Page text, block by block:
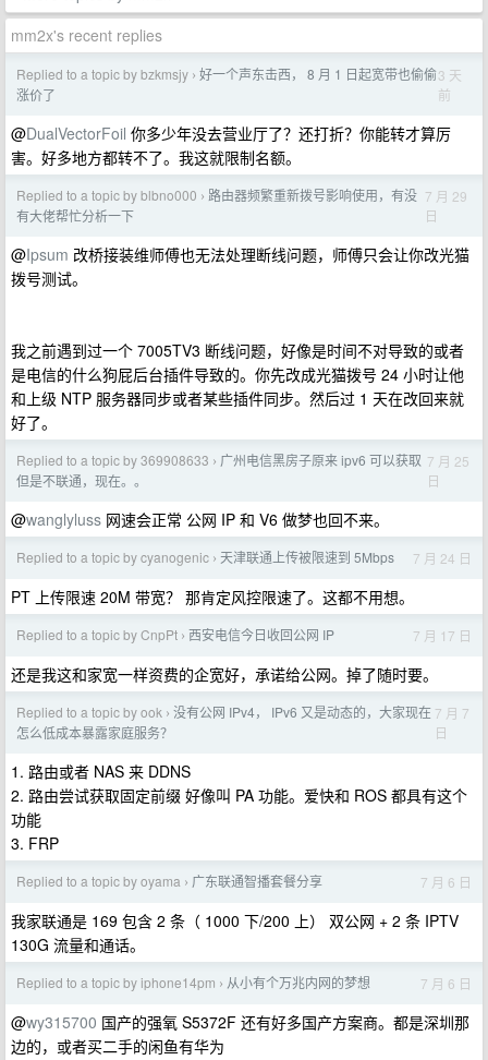
mm2x's recent replies
Replied to a topic by bzkmsjy › 好一个声东击西， 8 月 1 日起宽带也偷偷
涨价了
3 天
前
@DualVectorFoil 你多少年没去营业厅了？还打折？你能转才算厉
害。好多地方都转不了。我这就限制名额。
Replied to a topic by blbno000 › 路由器频繁重新拨号影响使用，有没
有大佬帮忙分析一下
7 月 29
日
@Ipsum 改桥接装维师傅也无法处理断线问题，师傅只会让你改光猫
拨号测试。
我之前遇到过一个 7005TV3 断线问题，好像是时间不对导致的或者
是电信的什么狗屁后台插件导致的。你先改成光猫拨号 24 小时让他
和上级 NTP 服务器同步或者某些插件同步。然后过 1 天在改回来就
好了。
Replied to a topic by 369908633 › 广州电信黑房子原来 ipv6 可以获取
但是不联通，现在。。
7 月 25
日
@wanglyluss 网速会正常 公网 IP 和 V6 做梦也回不来。
Replied to a topic by cyanogenic › 天津联通上传被限速到 5Mbps 7 月 24 日
PT 上传限速 20M 带宽？ 那肯定风控限速了。这都不用想。
Replied to a topic by CnpPt › 西安电信今日收回公网 IP 7 月 17 日
还是我这和家宽一样资费的企宽好，承诺给公网。掉了随时要。
Replied to a topic by ook › 没有公网 IPv4， IPv6 又是动态的，大家现在
怎么低成本暴露家庭服务？
7 月 7
日
1. 路由或者 NAS 来 DDNS
2. 路由尝试获取固定前缀 好像叫 PA 功能。爱快和 ROS 都具有这个
功能
3. FRP
Replied to a topic by oyama › 广东联通智播套餐分享 7 月 6 日
我家联通是 169 包含 2 条（ 1000 下/200 上） 双公网 + 2 条 IPTV
130G 流量和通话。
Replied to a topic by iphone14pm › 从小有个万兆内网的梦想 7 月 6 日
@wy315700 国产的强氧 S5372F 还有好多国产方案商。都是深圳那
边的，或者买二手的闲鱼有华为